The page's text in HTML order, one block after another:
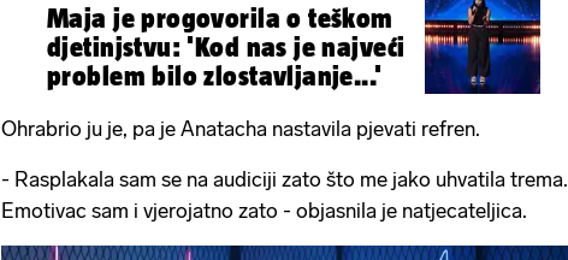
Maja je progovorila o teškom
djetinjstvu: 'Kod nas je najveći
problem bilo zlostavljanje...'
Ohrabrio ju je, pa je Anatacha nastavila pjevati refren.
- Rasplakala sam se na audiciji zato što me jako uhvatila trema.
Emotivac sam i vjerojatno zato - objasnila je natjecateljica.